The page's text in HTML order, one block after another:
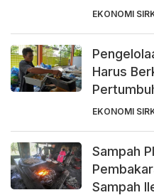
EKONOMI
Harus
EKONOMI
Sampah
Sampah